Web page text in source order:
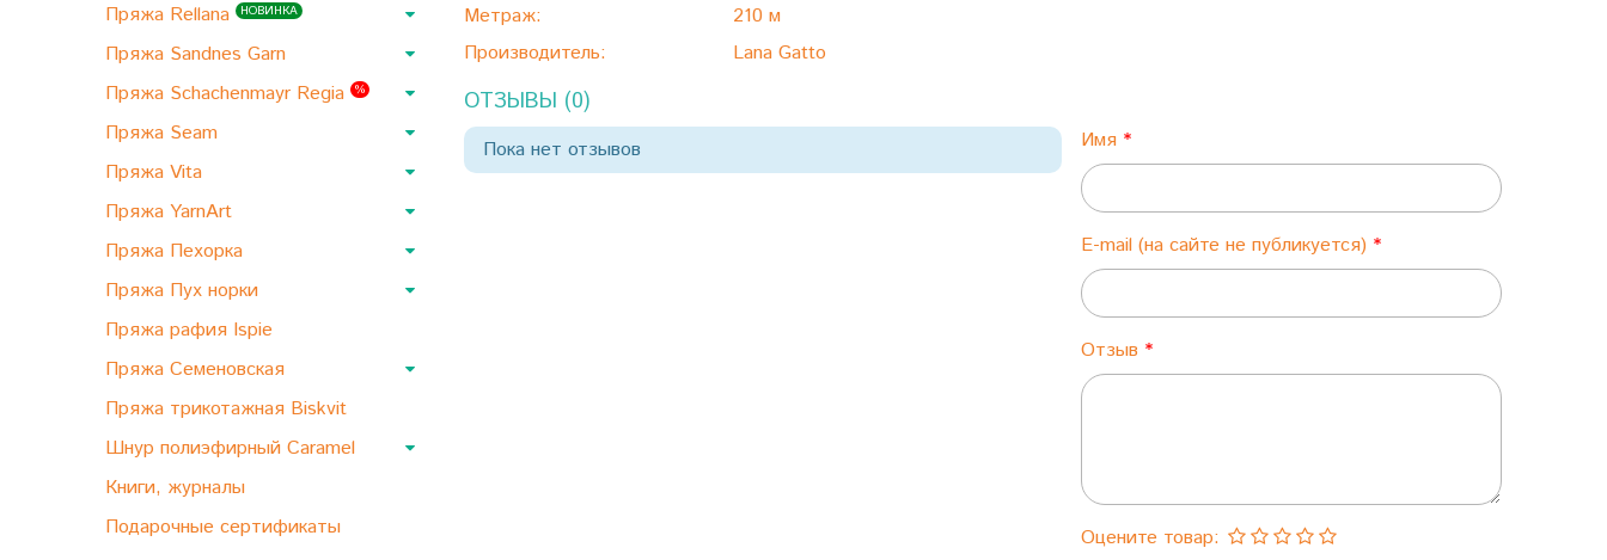
Пряжа Rellana НОВИНКА
Пряжа Sandnes Garn
Пряжа Schachenmayr Regia
%
Пряжа Seam
Пряжа Vita
Пряжа YarnArt
Пряжа Пехорка
Пряжа Пух норки
Пряжа рафия Ispie
Пряжа Семеновская
Пряжа трикотажная Biskvit
Шнур полиэфирный Caramel
Книги, журналы
Подарочные сертификаты
Метраж:
210 м
Производитель:
Lana Gatto
ОТЗЫВЫ (0)
Пока нет отзывов Имя
E-mail (на сайте не публикуется)
Отзыв
Оцените товар: